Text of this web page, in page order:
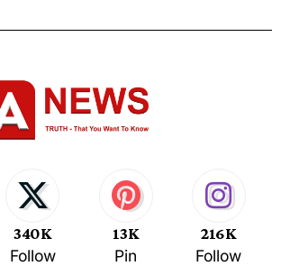
340K
Follow
13K
Pin
216K
Follow